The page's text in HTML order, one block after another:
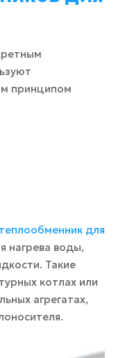
принципом
теплообменник для
нагрева воды,
Такие
котлах или
агрегатах,